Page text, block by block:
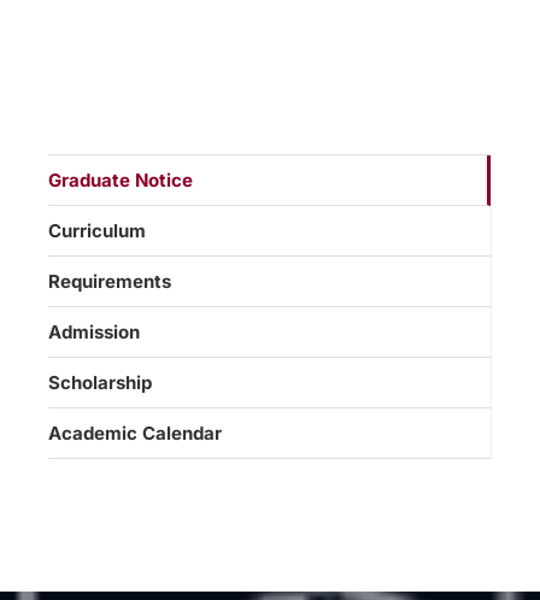
Graduate Notice
Curriculum
Requirements
Admission
Scholarship
Academic Calendar